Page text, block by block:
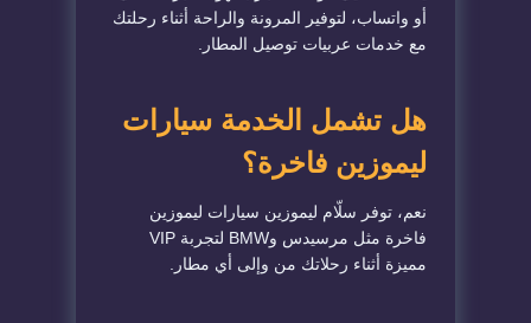
أو واتساب، لتوفير المرونة والراحة أثناء رحلتك
مع خدمات عربيات توصيل المطار.
هل تشمل الخدمة سيارات
ليموزين فاخرة؟
نعم، توفر سلّام ليموزين سيارات ليموزين
فاخرة مثل مرسيدس وBMW لتجربة VIP
مميزة أثناء رحلاتك من وإلى أي مطار.